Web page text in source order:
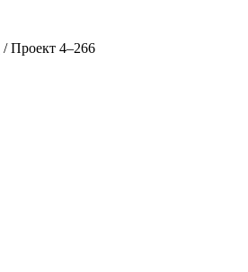
/ Проект 4–266